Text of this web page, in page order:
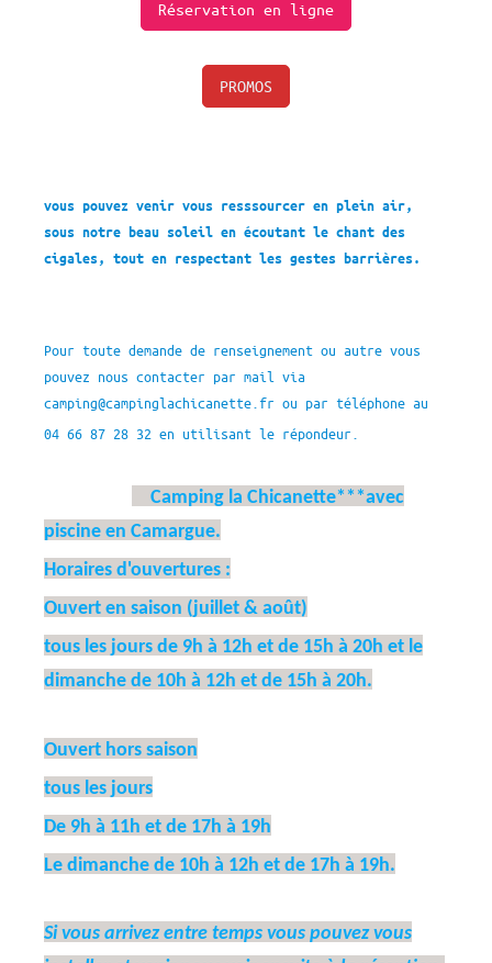
Réservation en ligne
PROMOS
vous pouvez venir vous resssourcer en plein air,
sous notre beau soleil en écoutant le chant des
cigales, tout en respectant les gestes barrières.
Pour toute demande de renseignement ou autre vous
pouvez nous contacter par mail via
camping@campinglachicanette.fr ou par téléphone au
04 66 87 28 32 en utilisant le répondeur.
Camping la Chicanette***avec
piscine en Camargue.
Horaires d'ouvertures :
Ouvert en saison (juillet & août)
tous les jours de 9h à 12h et de 15h à 20h et le
dimanche de 10h à 12h et de 15h à 20h.
Ouvert hors saison
tous les jours
De 9h à 11h et de 17h à 19h
Le dimanche de 10h à 12h et de 17h à 19h.
Si vous arrivez entre temps vous pouvez vous